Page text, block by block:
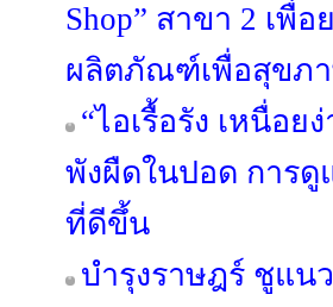
Shop” สาขา 2 เพื่
ผลิตภัณฑ์เพื่อสุขภ
“ไอเรื้อรัง เหนื่อ
พังผืดในปอด การ
ที่ดีขึ้น
บำรุงราษฎร์ ชูแนว